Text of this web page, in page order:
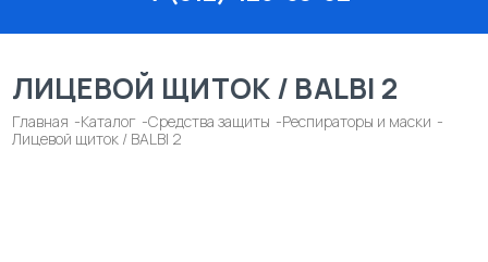
ЛИЦЕВОЙ ЩИТОК / BALBI 2
Главная Каталог Средства защиты
Респираторы и маски
Лицевой щиток / BALBI 2